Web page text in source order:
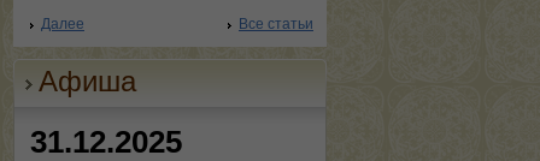
Далее Все статьи
Афиша
31.12.2025